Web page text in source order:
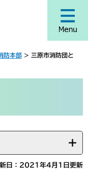
防本部 > 三原市消防団と
日：2021年4月1日更新